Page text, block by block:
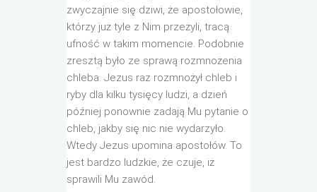
zwyczajnie się dziwi, że apostołowie,
którzy już tyle z Nim przeżyli, tracą
ufność w takim momencie. Podobnie
zresztą było ze sprawą rozmnożenia
chleba. Jezus raz rozmnożył chleb i
ryby dla kilku tysięcy ludzi, a dzień
później ponownie zadają Mu pytanie o
chleb, jakby się nic nie wydarzyło.
Wtedy Jezus upomina apostołów. To
jest bardzo ludzkie, że czuje, iż
sprawili Mu zawód.